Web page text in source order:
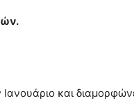
Ιανουάριο και